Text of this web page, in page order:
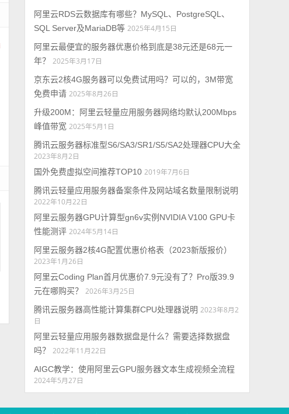
阿里云RDS云数据库有哪些？MySQL、PostgreSQL、
SQL Server及MariaDB等 2025年4月15日
阿里云最便宜的服务器优惠价格到底是38元还是68元一
年？
2025年3月17日
京东云2核4G服务器可以免费试用吗？可以的，3M带宽
免费申请 2025年8月26日
升级200M：阿里云轻量应用服务器网络均默认200Mbps
峰值带宽 2025年5月1日
腾讯云服务器标准型S6/SA3/SR1/S5/SA2处理器CPU大全
2023年8月2日
国外免费虚拟空间推荐TOP10 2019年7月6日
腾讯云轻量应用服务器备案条件及网站域名数量限制说明
2022年10月22日
阿里云服务器GPU计算型gn6v实例NVIDIA V100 GPU卡
性能测评 2024年5月14日
阿里云服务器2核4G配置优惠价格表（2023新版报价）
2023年1月26日
阿里云Coding Plan首月优惠价7.9元没有了？Pro版39.9
元在哪购买？
2026年3月25日
腾讯云服务器高性能计算集群CPU处理器说明 2023年8月2
日
阿里云轻量应用服务器数据盘是什么？需要选择数据盘
吗？
2022年11月22日
AIGC教学：使用阿里云GPU服务器文本生成视频全流程
2024年5月27日